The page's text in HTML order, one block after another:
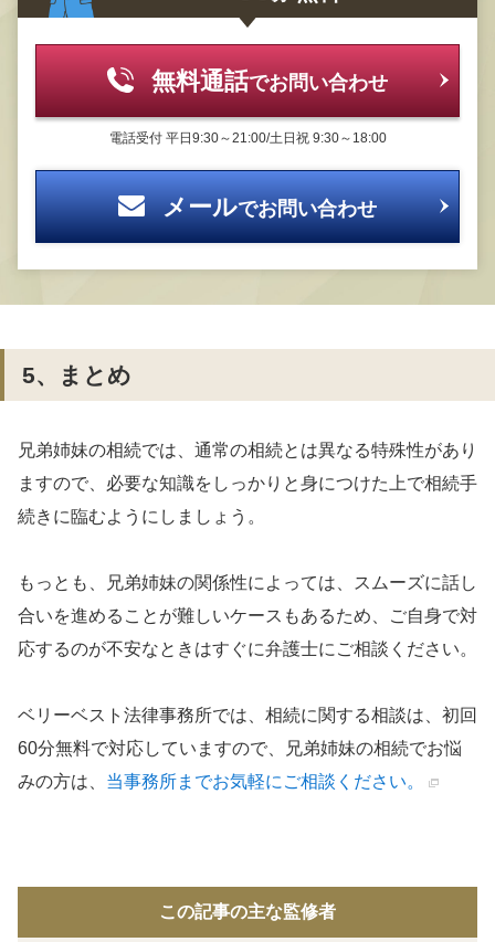
無料通話でお問い合わせ
電話受付 平日9:30～21:00/土日祝 9:30～18:00
メールでお問い合わせ
5、まとめ
兄弟姉妹の相続では、通常の相続とは異なる特殊性があり
ますので、必要な知識をしっかりと身につけた上で相続手
続きに臨むようにしましょう。
もっとも、兄弟姉妹の関係性によっては、スムーズに話し
合いを進めることが難しいケースもあるため、ご自身で対
応するのが不安なときはすぐに弁護士にご相談ください。
ベリーベスト法律事務所では、相続に関する相談は、初回
60分無料で対応していますので、兄弟姉妹の相続でお悩
みの方は、 当事務所までお気軽にご相談ください。
この記事の主な監修者